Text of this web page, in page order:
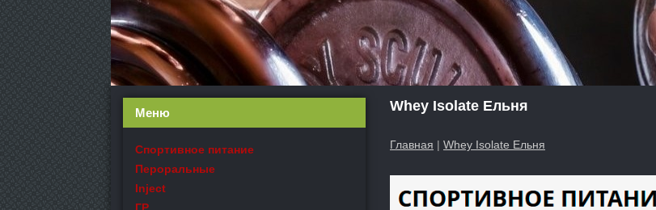
Whey Isolate Ельня
Главная | Whey Isolate Ельня
Меню
Спортивное питание
Пероральные
Inject